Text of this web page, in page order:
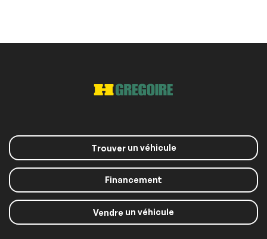
Trouverun véhicule
Financement
Vendre un véhicule